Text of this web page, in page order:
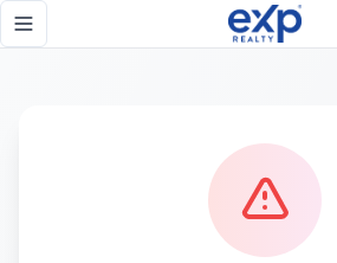
Toggle navigation menu
Página no encontrada - eXp Realty